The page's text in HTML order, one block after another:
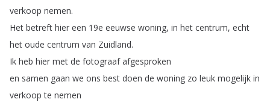
verkoop nemen.
Het betreft hier een 19e eeuwse woning, in het centrum, echt
het oude centrum van Zuidland.
Ik heb hier met de fotograaf afgesproken
en samen gaan we ons best doen de woning zo leuk mogelijk in
verkoop te nemen